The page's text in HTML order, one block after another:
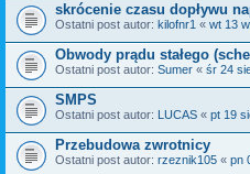
skrócenie czasu dopływu
Ostatni post autor: kilofnr1 « wt 13
Obwody prądu stałego
Ostatni post autor: Sumer « śr 24
SMPS
Ostatni post autor: LUCAS « pt 19
Przebudowa zwrotnicy
Ostatni post autor: rzeznik105 « pn